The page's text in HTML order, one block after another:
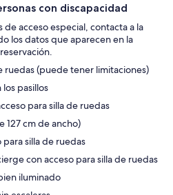
con discapacidad
de acceso especial, contacta a la
los datos que aparecen en la
ruedas (puede tener limitaciones)
los pasillos
para silla de ruedas
127 cm de ancho)
silla de ruedas
con acceso para silla de ruedas
iluminado